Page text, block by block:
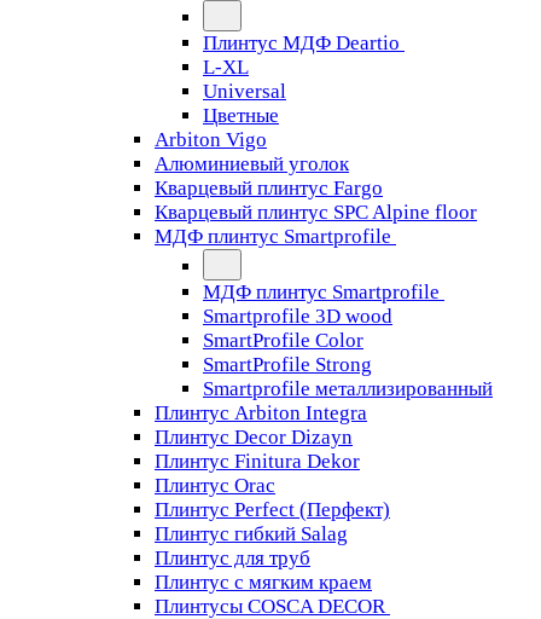
Плинтус МДФ Deartio
L-XL
Universal
Цветные
Arbiton Vigo
Алюминиевый уголок
Кварцевый плинтус Fargo
Кварцевый плинтус SPC Alpine floor
МДФ плинтус Smartprofile
МДФ плинтус Smartprofile
Smartprofile 3D wood
SmartProfile Color
SmartProfile Strong
Smartprofile металлизированный
Плинтус Arbiton Integra
Плинтус Decor Dizayn
Плинтус Finitura Dekor
Плинтус Orac
Плинтус Perfect (Перфект)
Плинтус гибкий Salag
Плинтус для труб
Плинтус с мягким краем
Плинтусы COSCA DECOR